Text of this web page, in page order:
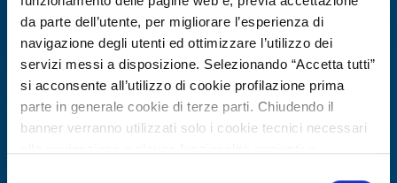
da parte dell’utente, per migliorare l’esperienza di
navigazione degli utenti ed ottimizzare l’utilizzo dei
servizi messi a disposizione. Selezionando “Accetta tutti”
si acconsente all’utilizzo di cookie profilazione prima
parte in generale cookie di terze parti. Chiudendo il
banner verranno utilizzati solo i cookie tecnici necessari